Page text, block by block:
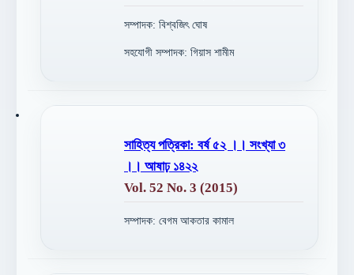
সম্পাদক: বিশ্বজিৎ ঘোষ
সহযোগী সম্পাদক: গিয়াস শামীম
সাহিত্য পত্রিকা: বর্ষ ৫২ ।। সংখ্যা ৩
।। আষাঢ় ১৪২২
Vol. 52 No. 3 (2015)
সম্পাদক: বেগম আকতার কামাল